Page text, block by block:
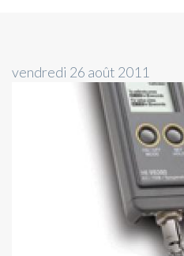
vendredi 26 août 2011